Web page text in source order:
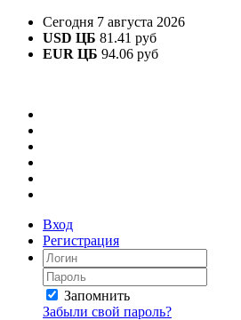
Сегодня 7 августа 2026
USD ЦБ 81.41 руб
EUR ЦБ 94.06 руб
Вход
Регистрация
Запомнить
Забыли свой пароль?